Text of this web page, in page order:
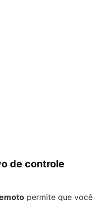
de controle
permite que você